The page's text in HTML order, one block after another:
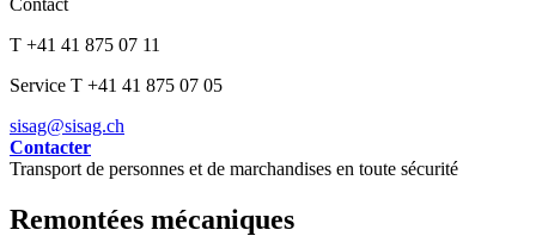
T +41 41 875 07 11
Service T +41 41 875 07 05
sisag@sisag.ch
Contacter
Transport de personnes et de marchandises en toute sécurité
Remontées mécaniques